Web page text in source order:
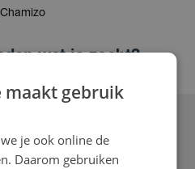
wat je zocht?
met ons
maakt gebruik
je ook online de
Daarom gebruiken